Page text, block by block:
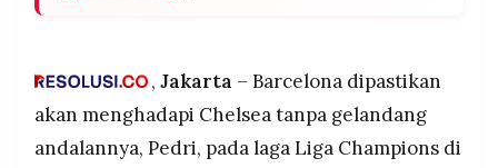
Rashford, Balde, dan De Jong siap tampil.
Absennya Pedri menjadi tantangan bagi
kreativitas lini tengah Barcelona.
, Jakarta – Barcelona dipastikan
akan menghadapi Chelsea tanpa gelandang
andalannya, Pedri, pada laga Liga Champions di